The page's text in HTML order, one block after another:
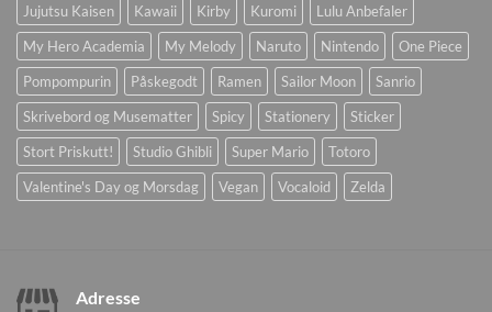
Jujutsu Kaisen
Kawaii Kirby Kuromi
Lulu Anbefaler
My Hero Academia
My Melody Naruto Nintendo
One Piece
Pompompurin
Påskegodt Ramen Sailor Moon
Sanrio
Skrivebord og Musematter
Spicy Stationery
Sticker
Stort Priskutt!
Studio Ghibli Super Mario
Totoro
Valentine's Day og Morsdag
Vegan Vocaloid Zelda
Adresse